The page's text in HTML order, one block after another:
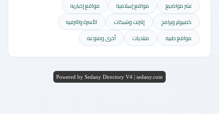
نشر مواضيع مواقع إسلامية
مواقع إخباريه
كمبيوتر وبرامج
إنترنت وشبكات
الأسرة والترفيه
مواقع طبيه
منتديات أخرى ومنوعه
Powered by Sedany Directory V4 | sedany.com